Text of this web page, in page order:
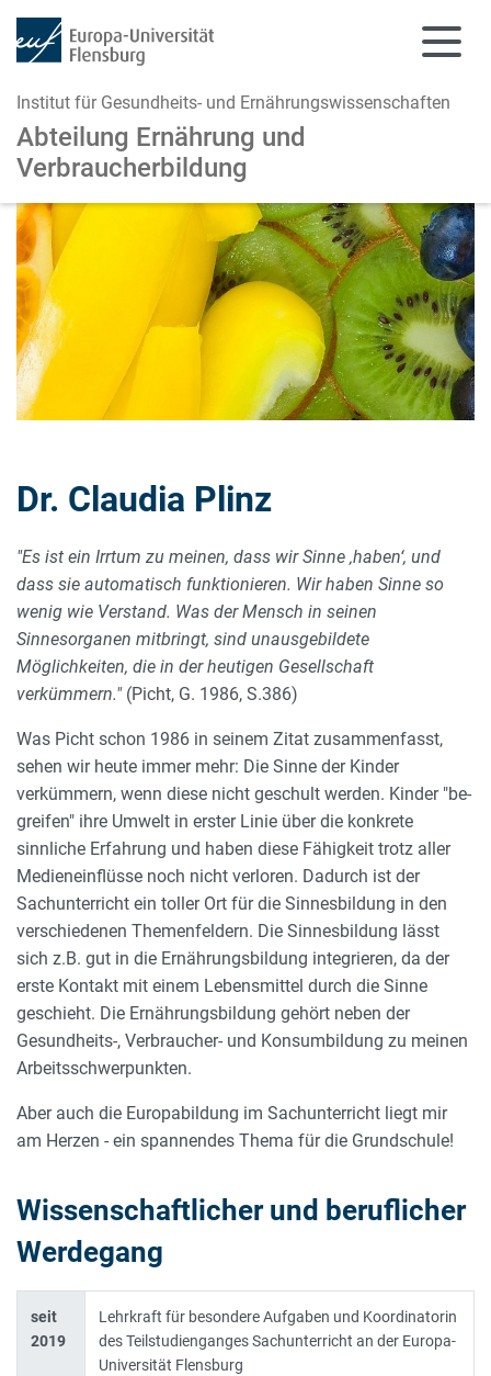
Zum Hauptinhalt springen
Zur Navigation springen
Institut für Gesundheits- und Ernährungswissenschaften
Abteilung Ernährung und
Verbraucherbildung
Dr. Claudia Plinz
"Es ist ein Irrtum zu meinen, dass wir Sinne ‚haben‘, und
dass sie automatisch funktionieren. Wir haben Sinne so
wenig wie Verstand. Was der Mensch in seinen
Sinnesorganen mitbringt, sind unausgebildete
Möglichkeiten, die in der heutigen Gesellschaft
verkümmern." (Picht, G. 1986, S.386)
Was Picht schon 1986 in seinem Zitat zusammenfasst,
sehen wir heute immer mehr: Die Sinne der Kinder
verkümmern, wenn diese nicht geschult werden. Kinder "be-
greifen" ihre Umwelt in erster Linie über die konkrete
sinnliche Erfahrung und haben diese Fähigkeit trotz aller
Medieneinflüsse noch nicht verloren. Dadurch ist der
Sachunterricht ein toller Ort für die Sinnesbildung in den
verschiedenen Themenfeldern. Die Sinnesbildung lässt
sich z.B. gut in die Ernährungsbildung integrieren, da der
erste Kontakt mit einem Lebensmittel durch die Sinne
geschieht. Die Ernährungsbildung gehört neben der
Gesundheits-, Verbraucher- und Konsumbildung zu meinen
Arbeitsschwerpunkten.
Aber auch die Europabildung im Sachunterricht liegt mir
am Herzen - ein spannendes Thema für die Grundschule!
Wissenschaftlicher und beruflicher
Werdegang
seit
2019
Lehrkraft für besondere Aufgaben und Koordinatorin
des Teilstudienganges Sachunterricht an der Europa-
Universität Flensburg